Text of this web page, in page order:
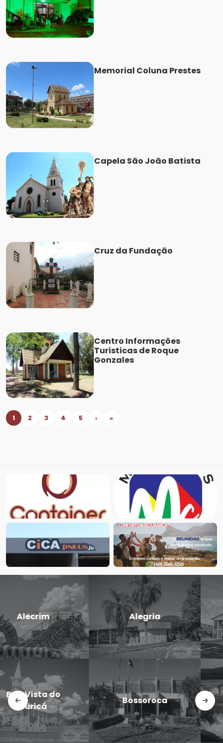
Memorial Coluna Prestes
Capela São João Batista
Cruz da Fundação
Centro Informações
Turisticas de Roque
Gonzales
1 2 3 4 5 › »
Candido
Godói
Cerro Largo
Dezesseis de
Novembro
Doutor
Maurício
Cardoso